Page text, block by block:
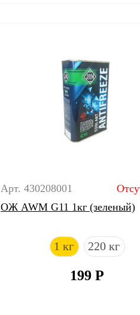
Арт. 430208001
ОЖ AWM G11 1кг (зеленый)
1 кг 220 кг
199 Р